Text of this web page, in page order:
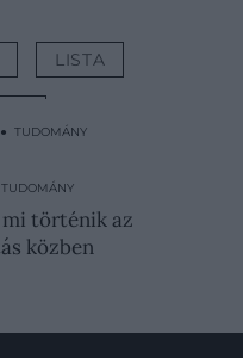
LISTA
TUDOMÁNY
ami 4000 embert
történik az
közben